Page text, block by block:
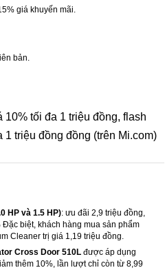
giá khuyến mãi.
bản.
tối đa 1 triệu đồng, flash
triệu đồng đồng (trên Mi.com)
HP và 1.5 HP): ưu đãi 2,9 triệu đồng,
biệt, khách hàng mua sản phẩm
Cleaner trị giá 1,19 triệu đồng.
Cross Door 510Lđược áp dụng
thêm 10%, lần lượt chỉ còn từ 8,99